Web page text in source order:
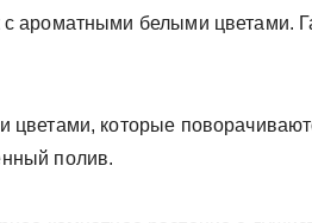
с ароматными белыми цветами.
цветами, которые
полив.